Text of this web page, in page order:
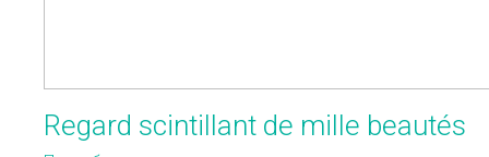
Regard scintillant de mille beautés